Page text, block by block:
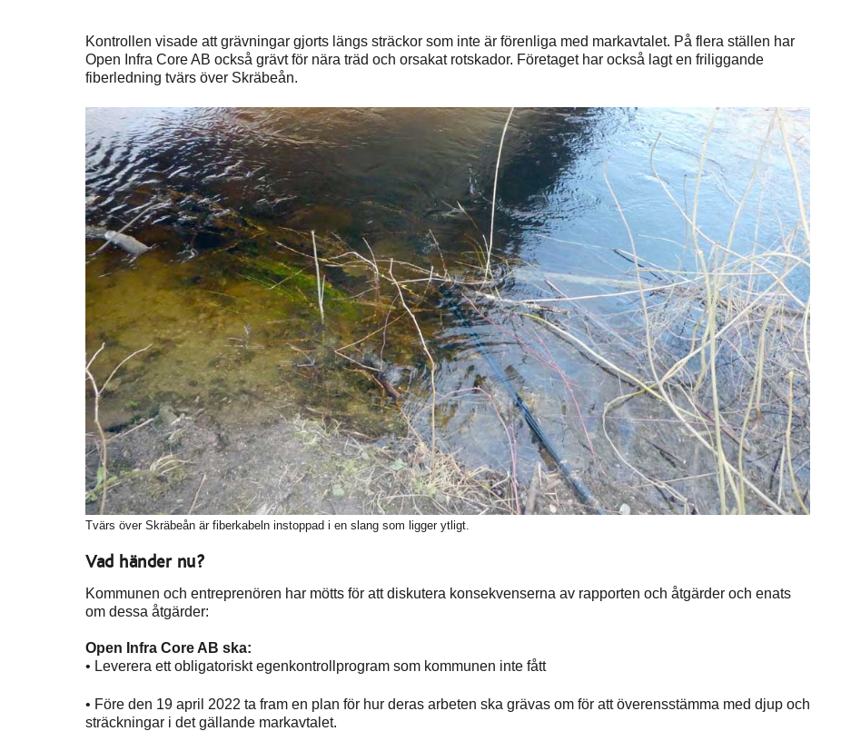
Kontrollen visade att grävningar gjorts längs sträckor som inte är förenliga med markavtalet. På flera ställen har
Open Infra Core AB också grävt för nära träd och orsakat rotskador. Företaget har också lagt en friliggande
fiberledning tvärs över Skräbeån.
Tvärs över Skräbeån är fiberkabeln instoppad i en slang som ligger ytligt.
Vad händer nu?
Kommunen och entreprenören har mötts för att diskutera konsekvenserna av rapporten och åtgärder och enats
om dessa åtgärder:
Open Infra Core AB ska:
• Leverera ett obligatoriskt egenkontrollprogram som kommunen inte fått
• Före den 19 april 2022 ta fram en plan för hur deras arbeten ska grävas om för att överensstämma med djup och
sträckningar i det gällande markavtalet.